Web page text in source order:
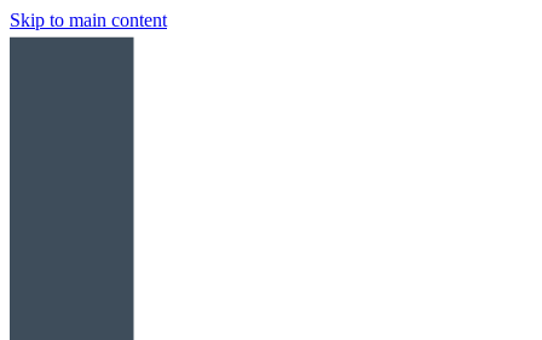
Skip to main content